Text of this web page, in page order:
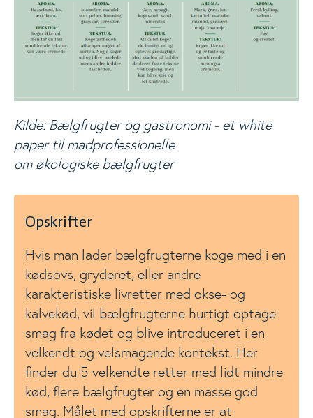
Kilde: Bælgfrugter og gastronomi - et white
paper til madprofessionelle
om økologiske bælgfrugter
Opskrifter
Hvis man lader bælgfrugterne koge med i en
kødsovs, gryderet, eller andre
karakteristiske livretter med okse- og
kalvekød, vil bælgfrugterne hurtigt optage
smag fra kødet og blive introduceret i en
velkendt og velsmagende kontekst. Her
finder du 5 velkendte retter med lidt mindre
kød, flere bælgfrugter og en masse god
smag. Målet med opskrifterne er at